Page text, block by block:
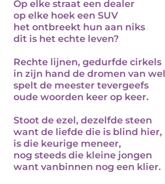
Op elke straat een dealer
op elke hoek een SUV
het ontbreekt hun aan niks
dit is het echte leven?
Rechte lijnen, gedurfde cirkels
in zijn hand de dromen van
spelt de meester tevergeefs
oude woorden keer op keer.
Stoot de ezel, dezelfde steen
want de liefde die is blind hier,
is die keurige meneer,
nog steeds die kleine jongen
want vanbinnen nog een klier.